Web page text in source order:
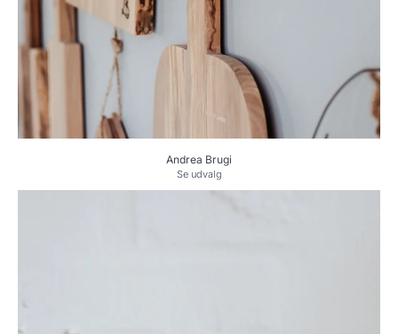
Andrea Brugi
Se udvalg